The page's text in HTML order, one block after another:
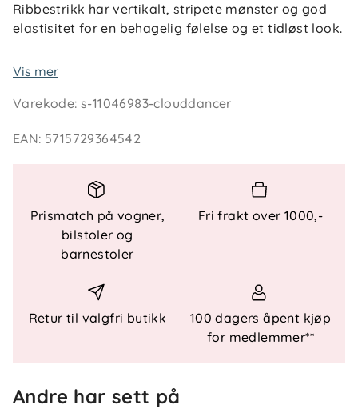
Ribbestrikk har vertikalt, stripete mønster og god
elastisitet for en behagelig følelse og et tidløst look.
Produkttype : Body
Obs : ADVARSEL! Hold borte fra flammer.
Vis mer
Varekode:s-11046983-clouddancer
EAN: 5715729364542
Prismatch på vogner,
bilstoler og
barnestoler
Fri frakt over 1000,-
Retur til valgfri butikk
100 dagers åpent kjøp
for medlemmer**
Andre har sett på